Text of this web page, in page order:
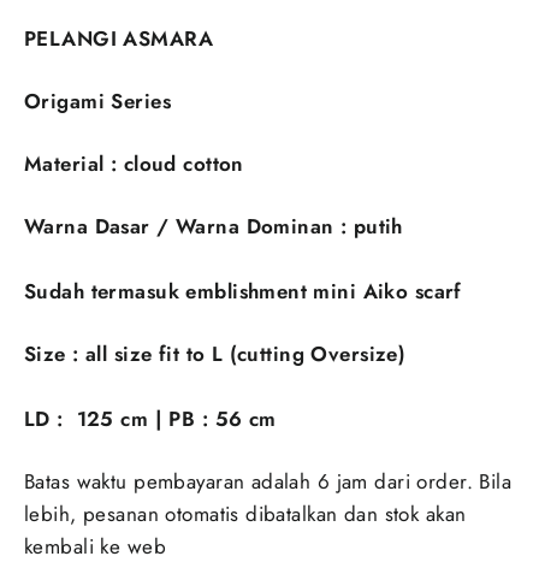
PELANGI ASMARA
Origami Series
Material : cloud cotton
Warna Dasar / Warna Dominan : putih
Sudah termasuk emblishment mini Aiko scarf
Size : all size fit to L (cutting Oversize)
LD : 125 cm | PB : 56 cm
Batas waktu pembayaran adalah 6 jam dari order. Bila
lebih, pesanan otomatis dibatalkan dan stok akan
kembali ke web